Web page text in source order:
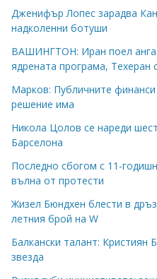
Дженифър Лопес зарадва
надколенни ботуши
ВАШИНГТОН: Иран поел
ядрената програма, Техеран
Марков: Публичните
решение има
Никола Цолов се нареди
Барселона
Последно сбогом с 11-
вълна от протести
Жизел Бюндхен блести в
летния брой на W
Балкански талант:
звезда